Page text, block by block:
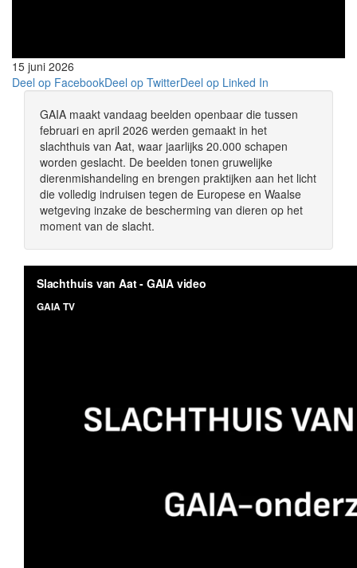
15 juni 2026
Deel op FacebookDeel op TwitterDeel op Linked In
GAIA maakt vandaag beelden openbaar die tussen
februari en april 2026 werden gemaakt in het
slachthuis van Aat, waar jaarlijks 20.000 schapen
worden geslacht. De beelden tonen gruwelijke
dierenmishandeling en brengen praktijken aan het licht
die volledig indruisen tegen de Europese en Waalse
wetgeving inzake de bescherming van dieren op het
moment van de slacht.